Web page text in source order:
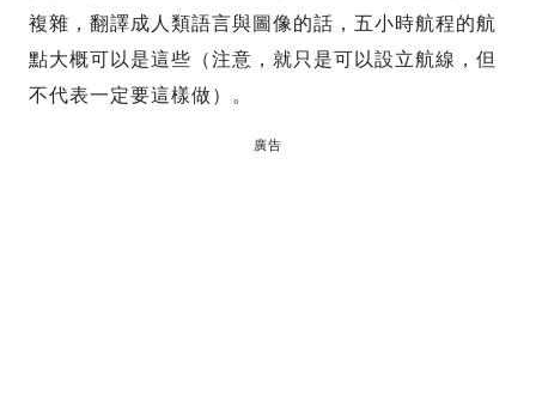
複雜，翻譯成人類語言與圖像的話，五小時航程的航
點大概可以是這些（注意，就只是可以設立航線，但
不代表一定要這樣做）。
廣告